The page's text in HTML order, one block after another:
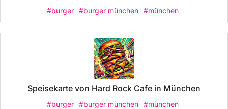
#burger #burger münchen #münchen
Speisekarte von Hard Rock Cafe in München
#burger #burger münchen #münchen